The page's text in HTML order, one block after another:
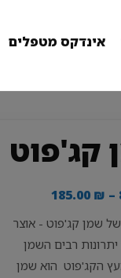
אינדקס מטפלים
קג'פוט
–
185.00 ₪
טווח
עד
⁦185.00 ₪⁩
של שמן קג'פוט - אוצר
רבים השמן
הקג'פוט הוא שמן